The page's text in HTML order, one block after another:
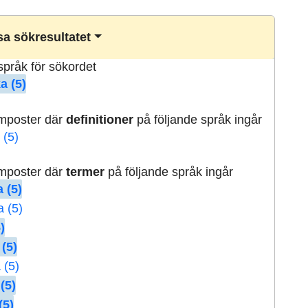
sökresultatet
för sökordet
(5)
därdefinitioner på följande språk ingår
(5)
därtermer på följande språk ingår
(5)
(5)
(5)